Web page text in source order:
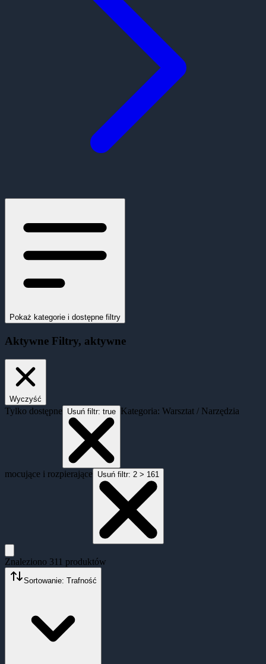
Pokaż kategorie i dostępne filtry
Aktywne Filtry, aktywne
Wyczyść
Tylko dostępne Usuń filtr: true Kategoria: Warsztat / Narzędzia
mocujące i rozpierające Usuń filtr: 2 > 161
Znaleziono 311 produktów
Sortowanie: Trafność